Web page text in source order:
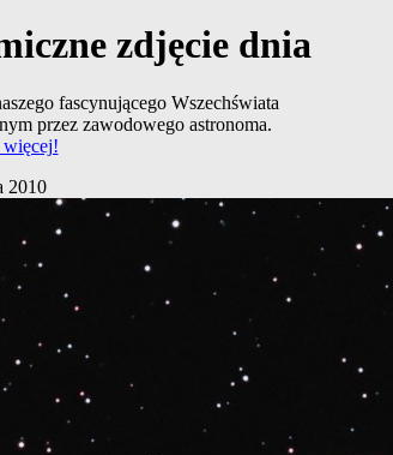
zdjęcie dnia
fascynującego Wszechświata
przez zawodowego astronoma.
więcej!
2010